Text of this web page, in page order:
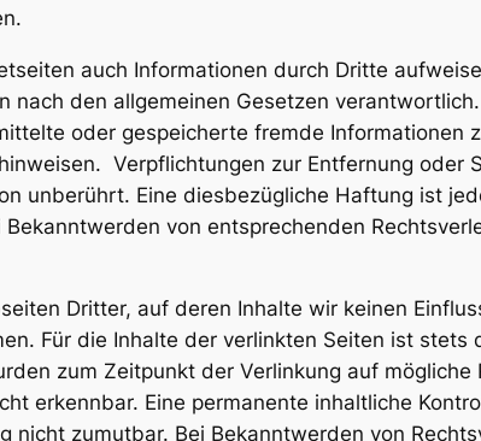
auch Informationen durch Dritte
nach den allgemeinen Gesetzen
oder gespeicherte fremde Informationen
Verpflichtungen zur Entfernung oder
unberührt. Eine diesbezügliche Haftung ist
von entsprechenden
Dritter, auf deren Inhalte wir keinen
Für die Inhalte der verlinkten Seiten ist
zum Zeitpunkt der Verlinkung auf
erkennbar. Eine permanente inhaltliche
nicht zumutbar. Bei Bekanntwerden von